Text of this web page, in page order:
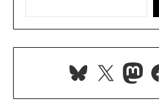
Bluesky
X